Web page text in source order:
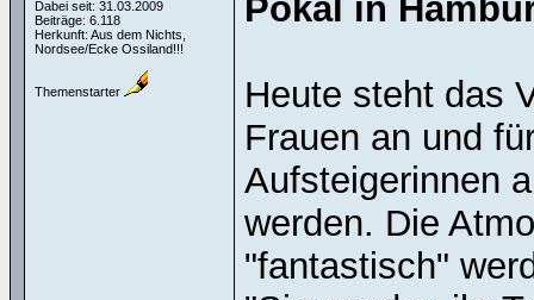
Dabei seit: 31.03.2009
Beiträge: 6.118
Herkunft: Aus dem Nichts,
Nordsee/Ecke Ossiland!!!
Themenstarter
Pokal in
Heute steht das
Frauen an und
Aufsteigerinnen
werden. Die
"fantastisch"